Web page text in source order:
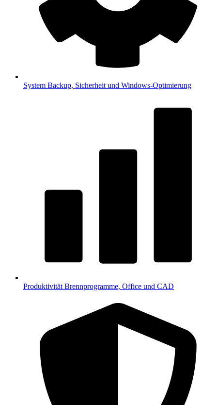
System Backup, Sicherheit und Windows-Optimierung
Produktivität Brennprogramme, Office und CAD